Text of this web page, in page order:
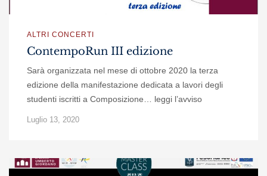
ALTRI CONCERTI
ContempoRun III edizione
Sarà organizzata nel mese di ottobre 2020 la terza
edizione della manifestazione dedicata a lavori degli
studenti iscritti a Composizione… leggi l’avviso
Luglio 13, 2020